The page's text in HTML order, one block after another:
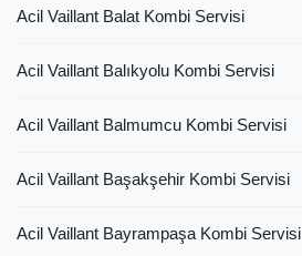
Acil Vaillant Balat Kombi Servisi
Acil Vaillant Balıkyolu Kombi Servisi
Acil Vaillant Balmumcu Kombi Servisi
Acil Vaillant Başakşehir Kombi Servisi
Acil Vaillant Bayrampaşa Kombi Servisi